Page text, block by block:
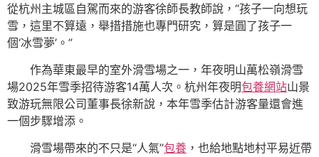
從杭州主城區自駕而來的游客徐師長教師說，“孩子一向想玩
雪，這里不算遠，舉措措施也專門研究，算是圓了孩子一
個‘冰雪夢’。”
作為華東最早的室外滑雪場之一，年夜明山萬松嶺滑雪
場2025年雪季招待游客14萬人次。杭州年夜明包養網站山景
致游玩無限公司董事長徐新說，本年雪季估計游客量還會進
一個步驟增添。
滑雪場帶來的不只是“人氣”包養 ，也給地點地村平易近帶